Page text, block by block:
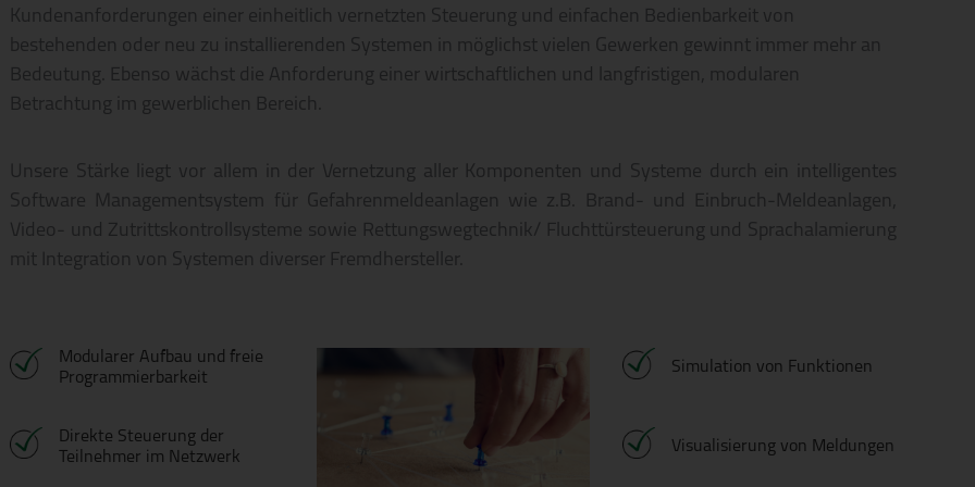
Kundenanforderungen einer einheitlich vernetzten Steuerung und einfachen Bedienbarkeit von
bestehenden oder neu zu installierenden Systemen in möglichst vielen Gewerken gewinnt immer mehr an
Bedeutung. Ebenso wächst die Anforderung einer wirtschaftlichen und langfristigen, modularen
Betrachtung im gewerblichen Bereich.
Unsere Stärke liegt vor allem in der Vernetzung aller Komponenten und Systeme durch ein intelligentes
Software Managementsystem für Gefahrenmeldeanlagen wie z.B. Brand- und Einbruch-Meldeanlagen,
Video- und Zutrittskontrollsysteme sowie Rettungswegtechnik/ Fluchttürsteuerung und Sprachalamierung
mit Integration von Systemen diverser Fremdhersteller.
Modularer Aufbau und freie
Programmierbarkeit
Direkte Steuerung der
Teilnehmer im Netzwerk
Simulation von Funktionen
Visualisierung von Meldungen